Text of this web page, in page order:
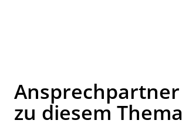
Ansprechpartner
zu diesem Thema